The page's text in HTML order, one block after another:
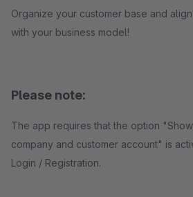
Organize your customer base and
with your business model!
Please note:
The app requires that the option
company and customer account" is
Login / Registration.